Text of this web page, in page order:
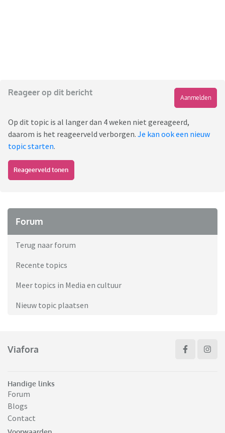
Reageer op dit bericht
Aanmelden
Op dit topic is al langer dan 4 weken niet gereageerd,
daarom is het reageerveld verborgen. Je kan ook een nieuw
topic starten.
Reageerveld tonen
Forum
Terug naar forum
Recente topics
Meer topics in Media en cultuur
Nieuw topic plaatsen
Viafora
Handige links
Forum
Blogs
Contact